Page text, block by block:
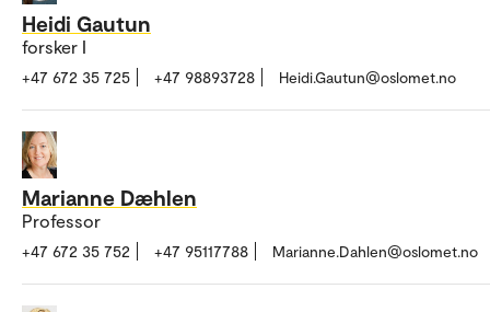
Heidi Gautun
forsker I
+47 672 35 725 +47 98893728 Heidi.Gautun@oslomet.no
Marianne Dæhlen
Professor
+47 672 35 752 +47 95117788 Marianne.Dahlen@oslomet.no